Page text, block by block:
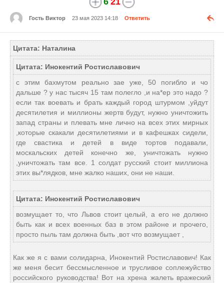
Гость Виктор 23 мая 2023 14:18 Ответить
Цитата: Наталина
Цитата: Инокентий Ростиславович
с этим бахмутом реально зае уже, 50 погибло и чо
дальше ? у нас тысяч 15 там полегло ,и на*ер это надо ?
если так воевать и брать каждый город штурмом ,уйдут
десятилетия и миллионы жертв будут, нужно уничтожить
запад страны и плевать мне лично на всех этих мирных
,которые скакали десятилетиями и в кафешках сидели,
где свастика и детей в виде тортов подавали,
москальских детей конечно же, уничтожать нужно
,уничтожать там все. 1 солдат русский стоит миллиона
этих вы*лядков, мне жалко наших, они не наши.
Цитата: Инокентий Ростиславович
возмущает то, что Львов стоит целый, а его не должно
быть как и всех военных баз в этом районе и прочего,
просто пыль там должна быть ,вот что возмущает ,
Как же я с вами солидарна, Инокентий Ростиславович! Как
же меня бесит бессмысленное и трусливое соплежуйство
российского руководства! Вот на хрена жалеть вражеский